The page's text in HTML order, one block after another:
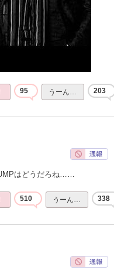
95 うーん… 203
はどうだろね……
510 うーん… 338